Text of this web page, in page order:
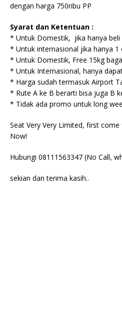
dengan harga 750ribu PP
Syarat dan Ketentuan :
* Untuk Domestik, jika hanya beli
* Untuk internasional jika hanya 1
* Untuk Domestik, Free 15kg
* Untuk Internasional, hanya
* Harga sudah termasuk Airport
* Rute A ke B berarti bisa juga B
* Tidak ada promo untuk long
Seat Very Very Limited, first
Now!
Hubungi 08111563347 (No Call,
sekian dan terima kasih..